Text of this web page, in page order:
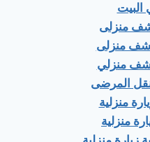
البيت
منزلى
منزلى
منزلي
المرضى
منزلية
منزلية